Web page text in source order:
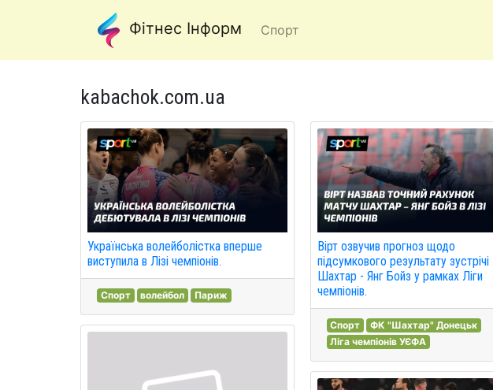
Фітнес Інформ Спорт
kabachok.com.ua
Українська волейболістка вперше
виступила в Лізі чемпіонів.
Спорт волейбол Париж
Вірт озвучив прогноз щодо
підсумкового результату зустрічі
Шахтар - Янг Бойз у рамках Ліги
чемпіонів.
Спорт
ФК "Шахтар" Донецьк
Ліга чемпіонів УЄФА